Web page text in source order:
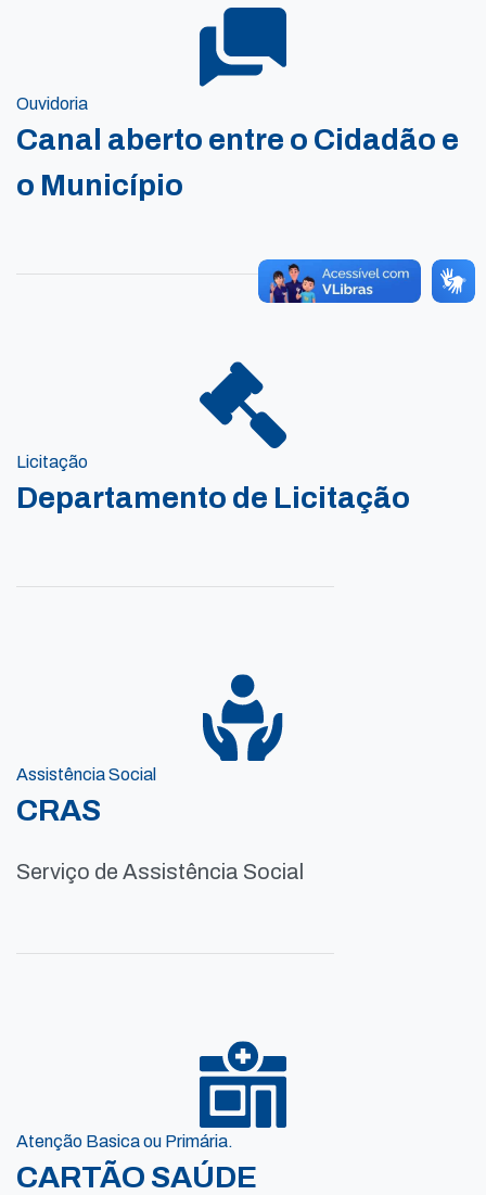
Ouvidoria
Canal aberto entre o Cidadão e
o Município
Licitação
Departamento de Licitação
Assistência Social
CRAS
Serviço de Assistência Social
Atenção Basica ou Primária.
CARTÃO SAÚDE